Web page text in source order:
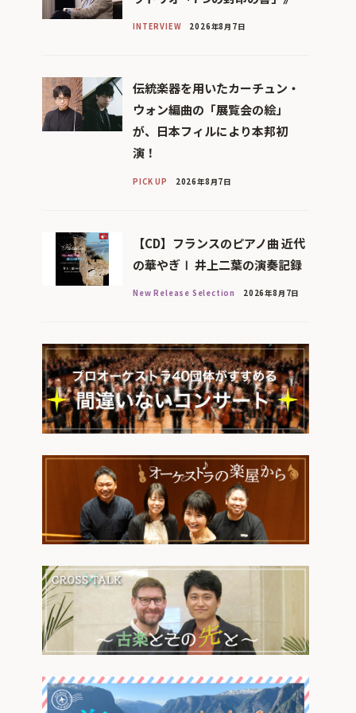
INTERVIEW 2026年8月7日
伝統楽器を用いたカーチュン・
ウォン編曲の「展覧会の絵」
が、日本フィルにより本邦初
演！
PICK UP 2026年8月7日
【CD】フランスのピアノ曲 近代
の華やぎⅠ 井上二葉の演奏記録
New Release Selection 2026年8月7日